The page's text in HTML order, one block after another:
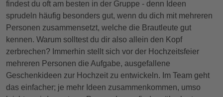
findest du oft am besten in der Gruppe - denn Ideen
sprudeln häufig besonders gut, wenn du dich mit mehreren
Personen zusammensetzt, welche die Brautleute gut
kennen. Warum solltest du dir also allein den Kopf
zerbrechen? Immerhin stellt sich vor der Hochzeitsfeier
mehreren Personen die Aufgabe, ausgefallene
Geschenkideen zur Hochzeit zu entwickeln. Im Team geht
das einfacher; je mehr Ideen zusammenkommen, umso